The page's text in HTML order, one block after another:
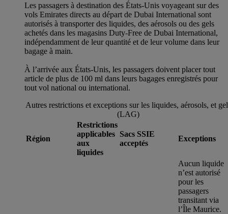
Les passagers à destination des États-Unis voyageant sur des
vols Emirates directs au départ de Dubai International sont
autorisés à transporter des liquides, des aérosols ou des gels
achetés dans les magasins Duty-Free de Dubai International,
indépendamment de leur quantité et de leur volume dans leur
bagage à main.
À l’arrivée aux États-Unis, les passagers doivent placer tout
article de plus de 100 ml dans leurs bagages enregistrés pour
tout vol national ou international.
Autres restrictions et exceptions sur les liquides, aérosols, et
(LAG)
Région
Restrictions
applicables
aux
liquides
Sacs SSIE
acceptés
Exceptions
Aucun liquide
n’est autorisé
pour les
passagers
transitant via
l’Île Maurice.